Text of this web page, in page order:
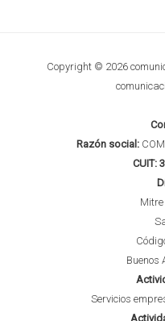
Copyright © 2026
Razón social:
CUIT:
Mitre
Buenos
Servicios